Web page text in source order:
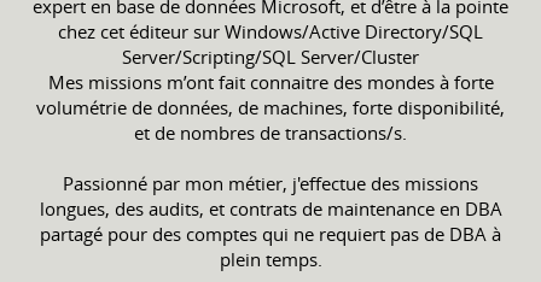
expert en base de données Microsoft, et d’être à la pointe
chez cet éditeur sur Windows/Active Directory/SQL
Server/Scripting/SQL Server/Cluster
Mes missions m’ont fait connaitre des mondes à forte
volumétrie de données, de machines, forte disponibilité,
et de nombres de transactions/s.
Passionné par mon métier, j'effectue des missions
longues, des audits, et contrats de maintenance en DBA
partagé pour des comptes qui ne requiert pas de DBA à
plein temps.